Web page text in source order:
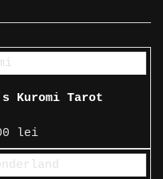
Kuromi Tarot
lei